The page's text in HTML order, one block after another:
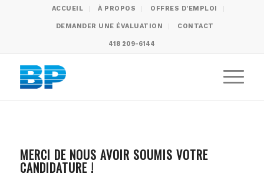
ACCUEIL À PROPOS OFFRES D’EMPLOI
DEMANDER UNE ÉVALUATION CONTACT
418 209-6144
MERCI DE NOUS AVOIR SOUMIS VOTRE
CANDIDATURE !